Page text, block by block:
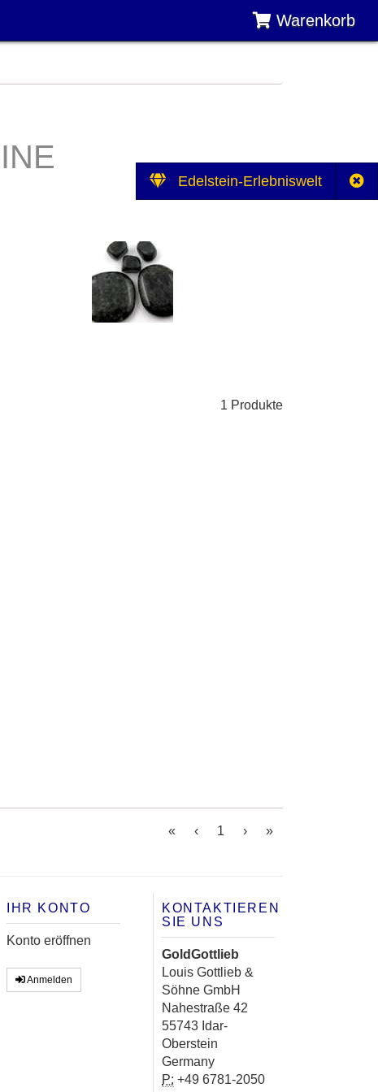
Edelstein-Erlebniswelt
Warenkorb
1 Produkte
« ‹ 1 (current)
› »
IHR KONTO
Konto eröffnen
Anmelden
KONTAKTIEREN
SIE UNS
GoldGottlieb
Louis Gottlieb &
Söhne GmbH
Nahestraße 42
55743 Idar-
Oberstein
Germany
P: +49 6781-2050